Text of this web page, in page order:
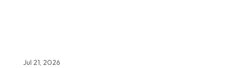
Jul 21, 2026